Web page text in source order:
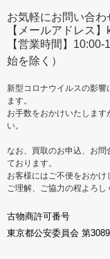
お気軽にお問い合わ
【メールアドレス
【営業時間】
始を除く）
新型コロナウイルスの影
ます。
お手数をおかけいたしま
い。
なお、買取のお申込、お
ております。
お客様にはご不便をおかけ
ご理解、ご協力の程よろし
古物商許可番号
東京都公安委員会 第